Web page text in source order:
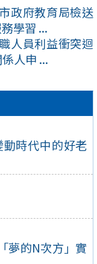
時代中的好老
夢的N次方」實
政府教育局檢送
學習 ...
人員利益衝突迴
人申 ...